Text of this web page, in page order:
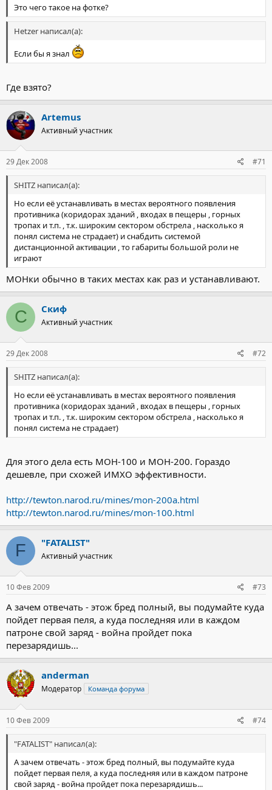
Это чего такое на фотке?
Hetzer написал(а):
Если бы я знал
Где взято?
Artemus
Активный участник
29 Дек 2008 #71
SHITZ написал(а):
Но если её устанавливать в местах вероятного появления
противника (коридорах зданий , входах в пещеры , горных
тропах и т.п. , т.к. широким сектором обстрела , насколько я
понял система не страдает) и снабдить системой
дистанционной активации , то габариты большой роли не
играют
МОНки обычно в таких местах как раз и устанавливают.
С Скиф
Активный участник
29 Дек 2008 #72
SHITZ написал(а):
Но если её устанавливать в местах вероятного появления
противника (коридорах зданий , входах в пещеры , горных
тропах и т.п. , т.к. широким сектором обстрела , насколько я
понял система не страдает)
Для этого дела есть МОН-100 и МОН-200. Гораздо
дешевле, при схожей ИМХО эффективности.
http://tewton.narod.ru/mines/mon-200a.html
http://tewton.narod.ru/mines/mon-100.html
F "FATALIST"
Активный участник
10 Фев 2009 #73
А зачем отвечать - этож бред полный, вы подумайте куда
пойдет первая пеля, а куда последняя или в каждом
патроне свой заряд - война пройдет пока
перезарядишь...
anderman
Модератор Команда форума
10 Фев 2009 #74
"FATALIST" написал(а):
А зачем отвечать - этож бред полный, вы подумайте куда
пойдет первая пеля, а куда последняя или в каждом патроне
свой заряд - война пройдет пока перезарядишь...